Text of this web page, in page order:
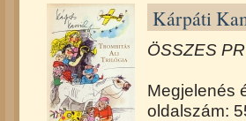
Kárpáti
ÖSSZES
Megjelenés
oldalszám: